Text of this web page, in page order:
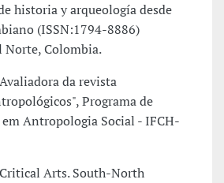
historia y arqueología desde
(ISSN:1794-8886)
Norte, Colombia.
da revista
Programa de
em Antropologia Social - IFCH-
Arts. South-North